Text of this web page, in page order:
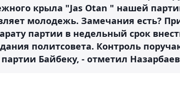
крыла "Jas Otan " нашей
молодежь. Замечания есть?
партии в недельный срок
политсовета. Контроль
Байбеку, - отметил